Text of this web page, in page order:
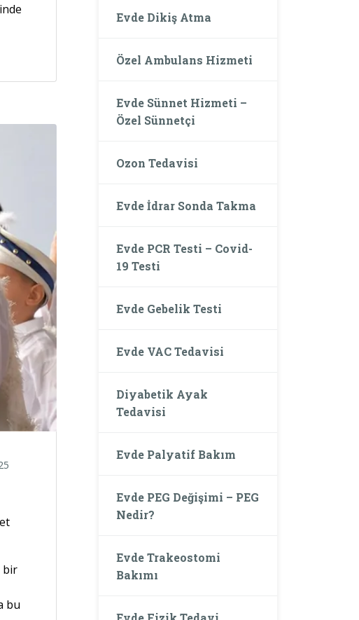
bir
bu
Evde Dikiş Atma
Özel Ambulans Hizmeti
Evde Sünnet Hizmeti –
Özel Sünnetçi
Ozon Tedavisi
Evde İdrar Sonda Takma
Evde PCR Testi – Covid-
19 Testi
Evde Gebelik Testi
Evde VAC Tedavisi
Diyabetik Ayak
Tedavisi
Evde Palyatif Bakım
Evde PEG Değişimi – PEG
Nedir?
Evde Trakeostomi
Bakımı